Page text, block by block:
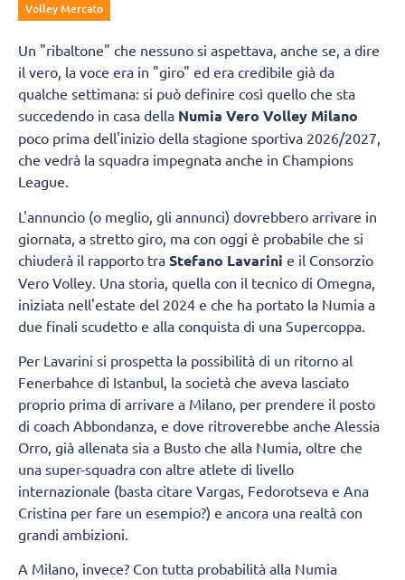
Volley Mercato
Un "ribaltone" che nessuno si aspettava, anche se, a dire
il vero, la voce era in "giro" ed era credibile già da
qualche settimana: si può definire così quello che sta
succedendo in casa della Numia Vero Volley Milano
poco prima dell'inizio della stagione sportiva 2026/2027,
che vedrà la squadra impegnata anche in Champions
League.
L'annuncio (o meglio, gli annunci) dovrebbero arrivare in
giornata, a stretto giro, ma con oggi è probabile che si
chiuderà il rapporto tra Stefano Lavarini e il Consorzio
Vero Volley. Una storia, quella con il tecnico di Omegna,
iniziata nell'estate del 2024 e che ha portato la Numia a
due finali scudetto e alla conquista di una Supercoppa.
Per Lavarini si prospetta la possibilità di un ritorno al
Fenerbahce di Istanbul, la società che aveva lasciato
proprio prima di arrivare a Milano, per prendere il posto
di coach Abbondanza, e dove ritroverebbe anche Alessia
Orro, già allenata sia a Busto che alla Numia, oltre che
una super-squadra con altre atlete di livello
internazionale (basta citare Vargas, Fedorotseva e Ana
Cristina per fare un esempio?) e ancora una realtà con
grandi ambizioni.
A Milano, invece? Con tutta probabilità alla Numia